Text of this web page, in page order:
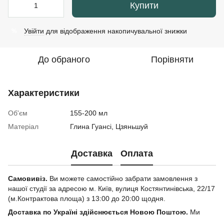
Купити
Увійти для відображення накопичувальної знижки
До обраного Порівняти
Характеристики
Об'єм
155-200 мл
Матеріал
Глина Гуансі, Цзяньшуй
Доставка Оплата
Самовивіз. Ви можете самостійно забрати замовлення з
нашої студії за адресою м. Київ, вулиця Костянтинівська, 22/17
(м.Контрактова площа) з 13:00 до 20:00 щодня.
Доставка по Україні здійснюється Новою Поштою. Ми